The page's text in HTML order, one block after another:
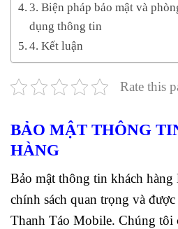
3. Biện pháp bảo mật và
dụng thông tin
4. Kết luận
Rate this
BẢO MẬT THÔNG
HÀNG
Bảo mật thông tin khách
chính sách quan trọng và
Thanh Táo Mobile. Chúng tôi